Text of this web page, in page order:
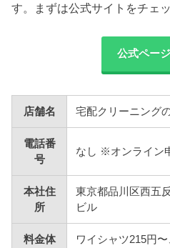
す。まずは公式サイトをチェ
公式ペー
店舗名 宅配クリーニング
電話番
号
なし ※オンライン
本社住
所
東京都品川区西五
ビル
料金体
ワイシャツ215円